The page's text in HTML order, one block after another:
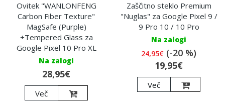
Ovitek "WANLONFENG
Carbon Fiber Texture"
MagSafe (Purple)
+Tempered Glass za
Google Pixel 10 Pro XL
Na zalogi
28,95€
Več
Zaščitno steklo Premium
"Nuglas" za Google Pixel 9 /
9 Pro 10 / 10 Pro
Na zalogi
24,95€ (-20 %)
19,95€
Več